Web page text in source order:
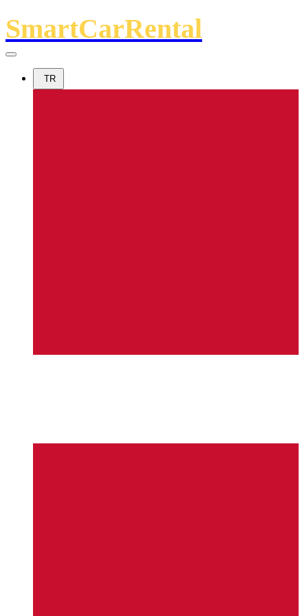
SmartCarRental
TR